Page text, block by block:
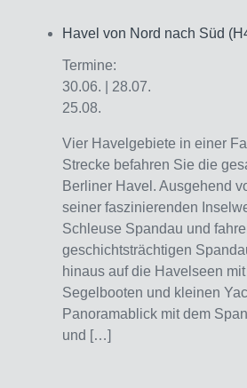
Interagieren
Havel von Nord nach Süd
Termine:
30.06. | 28.07.
25.08.
Vier Havelgebiete in einer
Strecke befahren Sie die
Berliner Havel. Ausgehend
seiner faszinierenden
Schleuse Spandau und
geschichtsträchtigen
hinaus auf die Havelseen
Segelbooten und kleinen
Panoramablick mit dem
und […]